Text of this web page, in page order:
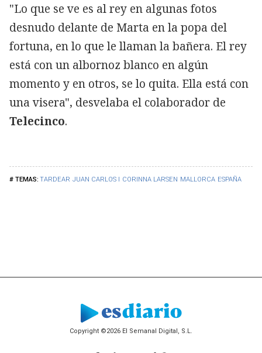
TARDEAR JUAN CARLOS I CORINNA LARSEN MALLORCA ESPAÑA
"Lo que se ve es al rey en algunas fotos
desnudo delante de Marta en la popa del
fortuna, en lo que le llaman la bañera. El rey
está con un albornoz blanco en algún
momento y en otros, se lo quita. Ella está con
una visera", desvelaba el colaborador de
Telecinco.
Copyright ©2026 El Semanal Digital, S.L.